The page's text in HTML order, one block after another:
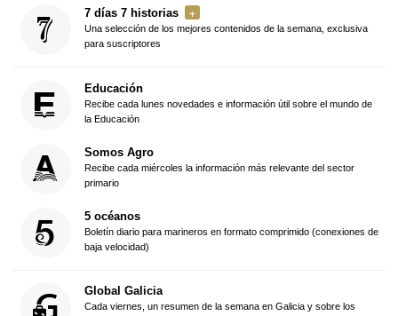
7 días 7 historias
Una selección de los mejores contenidos de la semana, exclusiva
para suscriptores
Educación
Recibe cada lunes novedades e información útil sobre el mundo de
la Educación
Somos Agro
Recibe cada miércoles la información más relevante del sector
primario
5 océanos
Boletín diario para marineros en formato comprimido (conexiones de
baja velocidad)
Global Galicia
Cada viernes, un resumen de la semana en Galicia y sobre los